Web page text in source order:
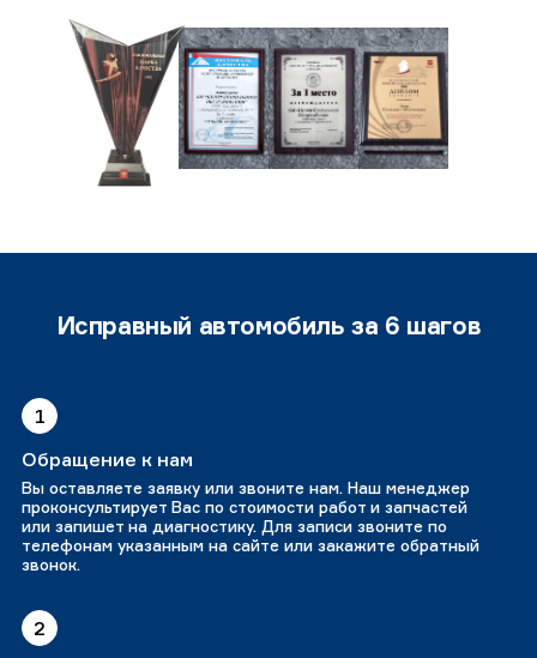
Исправный автомобиль за 6 шагов
1
Обращение к нам
Вы оставляете заявку или звоните нам. Наш менеджер
проконсультирует Вас по стоимости работ и запчастей
или запишет на диагностику. Для записи звоните по
телефонам указанным на сайте или закажите обратный
звонок.
2